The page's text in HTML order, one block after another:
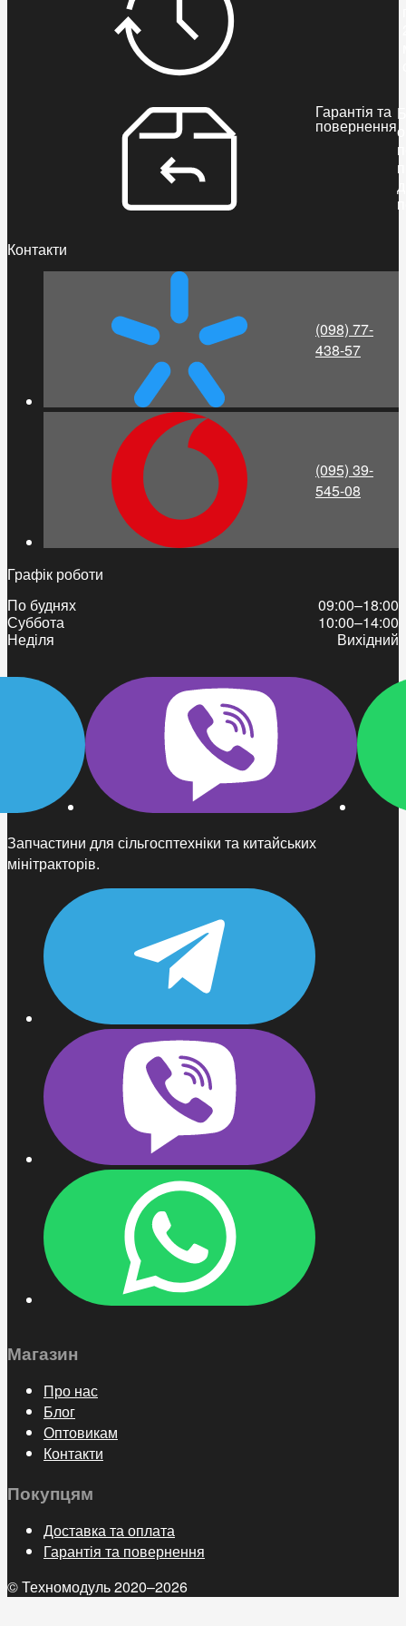
Гарантія та
повернення
Запчастини для сільгосптехніки та китайських
мінітракторів.
Магазин
Про нас
Блог
Оптовикам
Контакти
Покупцям
Доставка та оплата
Гарантія та повернення
© Техномодуль 2020–2026
Контакти
(098) 77-
438-57
(095) 39-
545-08
Графік роботи
По буднях
09:00–18:00
Суббота
10:00–14:00
Неділя
Вихідний